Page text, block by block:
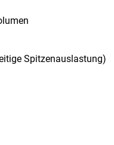
Spitzenauslastung)